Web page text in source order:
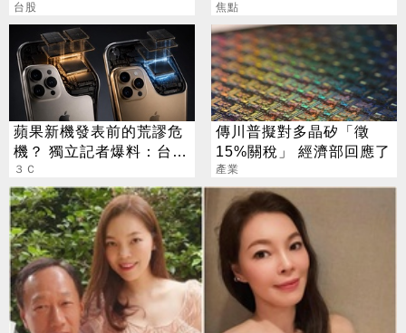
逆勢收漲停
台股 焦點
蘋果新機發表前的荒謬危
機？ 獨立記者爆料：台積
電在等DRAM
３Ｃ
傳川普擬對多晶矽「徵
15%關稅」 經濟部回應了
產業